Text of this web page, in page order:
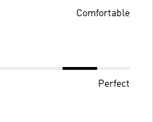
Comfortable
Perfect